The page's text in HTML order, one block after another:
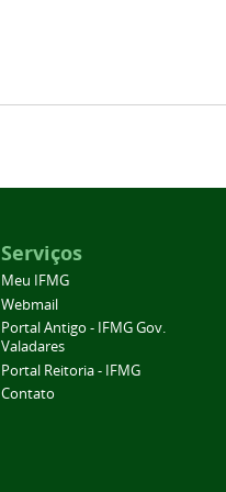
Serviços
Meu IFMG
Webmail
Portal Antigo - IFMG Gov.
Valadares
Portal Reitoria - IFMG
Contato